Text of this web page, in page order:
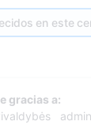
en este
gracias a: